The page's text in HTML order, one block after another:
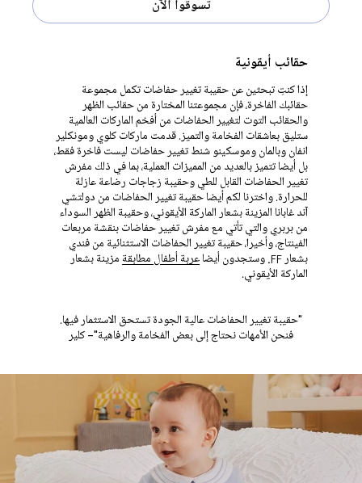
تسوقوا الآن
حقائب أيقونية
إذا كنتِ تبحثين عن حقيبة تغيير حفاضات تكمل مجموعة
حقائبك الفاخرة، فإن مجموعتنا المختارة من حقائب الظهر
والحقائب التوت لتغيير الحفاضات من أفخم الماركات العالمية
ستليق بعاشقات الفخامة والتميز. قدمت ماركات كلوي ومونكلير
انفان وبالمان وموسكينو شنط تغيير حفاضات ليست فاخرة فقط،
بل أيضا تتميز بالعديد من المميزات العملية، بما في ذلك مفرش
تغيير الحفاضات القابل للطي وحقيبة زجاجات رضاعة عازلة
للحرارة. واخترنا لكم أيضا حقيبة تغيير الحفاضات من دولتشي
آند غابانا المزينة بشعار الماركة الأيقوني، وحقيبة الظهر السوداء
من بربري والتي تأتي مع مفرش تغيير حفاضات بنقشة مربعات
الفينتاج، وأخيرا، حقيبة تغيير الحفاضات الاستثنائية من فندي
بشعار FF. وستجدون أيضا
عربة أطفال مطابقة مزينة بشعار
الماركة الأيقوني.
"حقيبة تغيير الحفاضات عالية الجودة تستحق الاستثمار فيها.
فنحن الأمهات نحتاج إلى بعض الفخامة والرفاهية"- كلير